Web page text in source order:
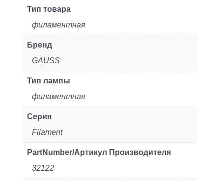
(32122)
Тип товара
филаментная
Бренд
GAUSS
Тип лампы
филаментная
Серия
Filament
PartNumber/Артикул Производителя
32122